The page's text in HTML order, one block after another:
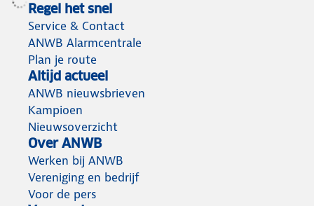
Regel het snel
Service & Contact
ANWB Alarmcentrale
Plan je route
Altijd actueel
ANWB nieuwsbrieven
Kampioen
Nieuwsoverzicht
Over ANWB
Werken bij ANWB
Vereniging en bedrijf
Voor de pers